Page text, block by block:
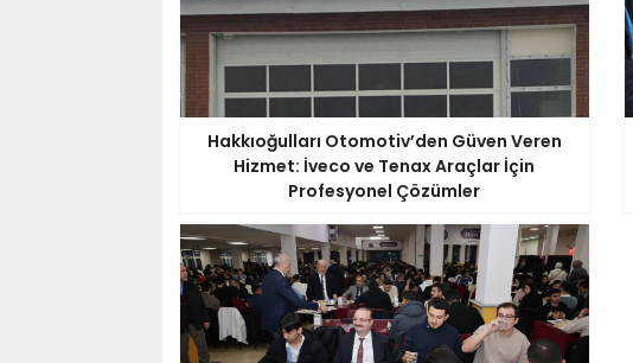
Hakkıoğulları Otomotiv’den Güven Veren
Hizmet: İveco ve Tenax Araçlar İçin
Profesyonel Çözümler